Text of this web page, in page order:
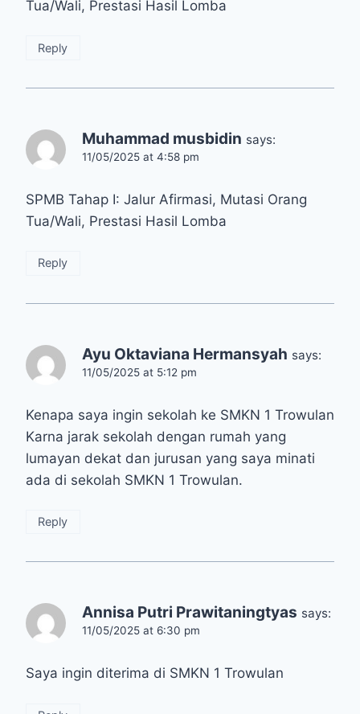
Tua/Wali, Prestasi Hasil Lomba
Reply
Muhammad musbidin says:
11/05/2025 at 4:58 pm
SPMB Tahap I: Jalur Afirmasi, Mutasi Orang
Tua/Wali, Prestasi Hasil Lomba
Reply
Ayu Oktaviana Hermansyah says:
11/05/2025 at 5:12 pm
Kenapa saya ingin sekolah ke SMKN 1 Trowulan
Karna jarak sekolah dengan rumah yang
lumayan dekat dan jurusan yang saya minati
ada di sekolah SMKN 1 Trowulan.
Reply
Annisa Putri Prawitaningtyas says:
11/05/2025 at 6:30 pm
Saya ingin diterima di SMKN 1 Trowulan